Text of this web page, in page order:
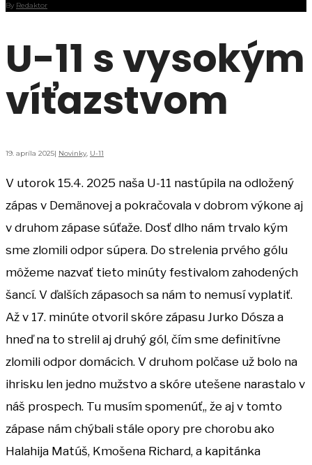
By Redaktor
U-11 s vysokým
víťazstvom
19. apríla 2025| Novinky, U-11
V utorok 15.4. 2025 naša U-11 nastúpila na odložený
zápas v Demänovej a pokračovala v dobrom výkone aj
v druhom zápase súťaže. Dosť dlho nám trvalo kým
sme zlomili odpor súpera. Do strelenia prvého gólu
môžeme nazvať tieto minúty festivalom zahodených
šancí. V ďalších zápasoch sa nám to nemusí vyplatiť.
Až v 17. minúte otvoril skóre zápasu Jurko Dósza a
hneď na to strelil aj druhý gól, čím sme definitívne
zlomili odpor domácich. V druhom polčase už bolo na
ihrisku len jedno mužstvo a skóre utešene narastalo v
náš prospech. Tu musím spomenúť,, že aj v tomto
zápase nám chýbali stále opory pre chorobu ako
Halahija Matúš, Kmošena Richard, a kapitánka